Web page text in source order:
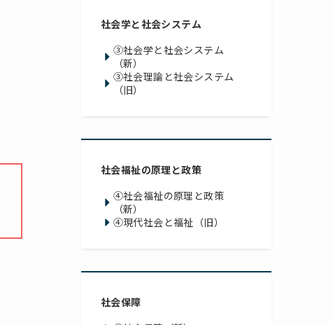
社会学と社会システム
③社会学と社会システム
（新）
③社会理論と社会システム
（旧）
社会福祉の原理と政策
④社会福祉の原理と政策
（新）
④現代社会と福祉（旧）
社会保障